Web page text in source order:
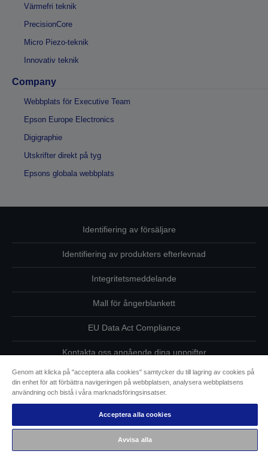
Värmefri teknik
PrecisionCore
Micro Piezo-teknik
Innovativ teknik
Company
Webbplats för Executive Team
Epson Europe Electronics
Digigraphie
Utskrifter direkt på tyg
Epsons globala webbplats
Identifiering av försäljare
Identifiering av produkters efterlevnad
Integritetsmeddelande
Mall för ångerblankett
EU Data Act Compliance
Kontakta oss angående dina uppgifter
Information om cookies
Copyright © 2026 Seiko Epson
Genom att klicka på "acceptera alla cookies" samtycker du till lagring av cookies på
din enhet för att förbättra navigeringen på webbplatsen, analysera webbplatsens
användning och bistå i våra marknadsföringsinsatser.
Acceptera alla cookies
Avvisa alla